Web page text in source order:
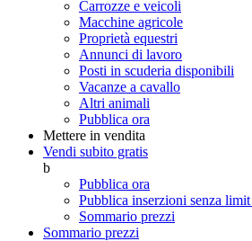
Carrozze e veicoli
Macchine agricole
Proprietà equestri
Annunci di lavoro
Posti in scuderia disponibili
Vacanze a cavallo
Altri animali
Pubblica ora
Mettere in vendita
Vendi subito gratis
b
Pubblica ora
Pubblica inserzioni senza limit
Sommario prezzi
Sommario prezzi